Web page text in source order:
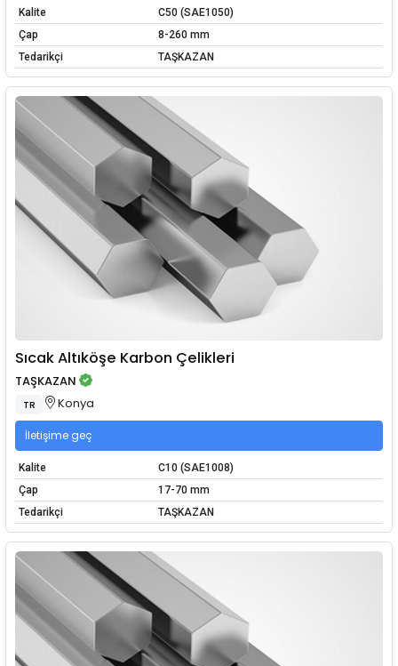
Kalite
C50 (SAE1050)
Çap
8-260 mm
Tedarikçi
TAŞKAZAN
Sıcak Altıköşe Karbon Çelikleri
TAŞKAZAN
TR Konya
İletişime geç
Kalite
C10 (SAE1008)
Çap
17-70 mm
Tedarikçi
TAŞKAZAN